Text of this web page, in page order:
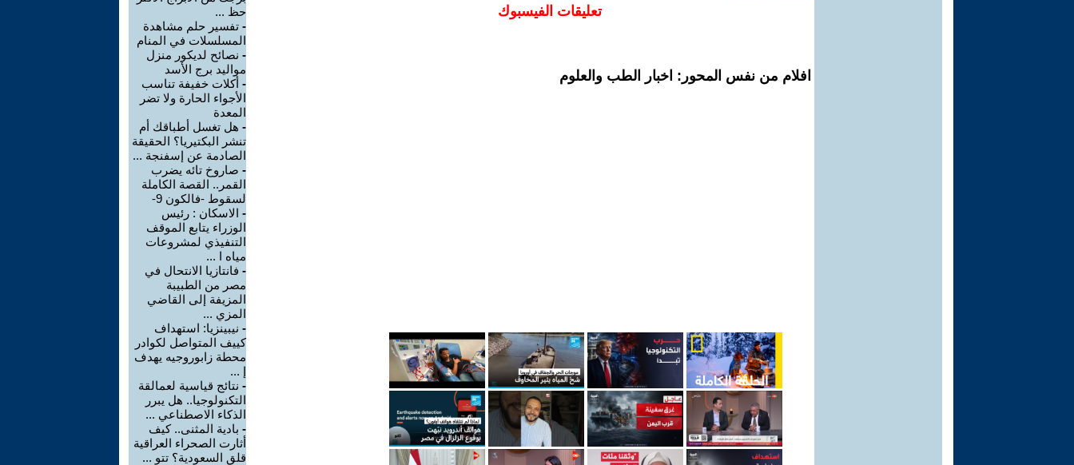
تعليقات الفيسبوك
افلام من نفس المحور: اخبار الطب والعلوم
حظ ...
- تفسير حلم مشاهدة
المسلسلات في المنام
- نصائح لديكور منزل
مواليد برج الأسد‎
- أكلات خفيفة تناسب
الأجواء الحارة ولا تضر
المعدة
- هل تغسل أطباقك أم
تنشر البكتيريا؟ الحقيقة
الصادمة عن إسفنجة ...
- صاروخ تائه يضرب
القمر.. القصة الكاملة
لسقوط -فالكون 9-
- الاسكان : رئيس
الوزراء يتابع الموقف
التنفيذي لمشروعات
مياه ا ...
- فانتازيا الانتحال في
مصر من الطبيبة
المزيفة إلى القاضي
المزي ...
- نيبينزيا: استهداف
كييف المتواصل لكوادر
محطة زابوروجيه يهدف
إ ...
- نتائج قياسية لعمالقة
التكنولوجيا.. هل يبرر
الذكاء الاصطناعي ...
- بادية المثنى.. كيف
أثارت الصحراء العراقية
قلق السعودية؟ تتو ...